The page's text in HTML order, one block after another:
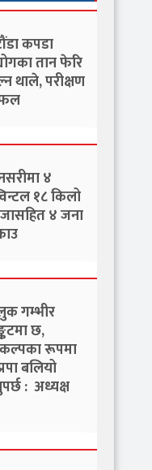
कपडा
तान फेरि
थाले, परीक्षण
४
१८ किलो
४ जना
गम्भीर
छ,
रूपमा
बलियो
: अध्यक्ष